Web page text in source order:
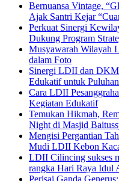
Bernuansa Vintage,
Ajak Santri Kejar
Perkuat Sinergi
Dukung Program
Musyawarah Wilayah
dalam Foto
Sinergi LDII dan
Edukatif untuk
Cara LDII
Kegiatan Edukatif
Temukan Hikmah,
Night di Masjid
Mengisi Pergantian
Mudi LDII Kebon
LDII Cilincing sukses
rangka Hari Raya Idul